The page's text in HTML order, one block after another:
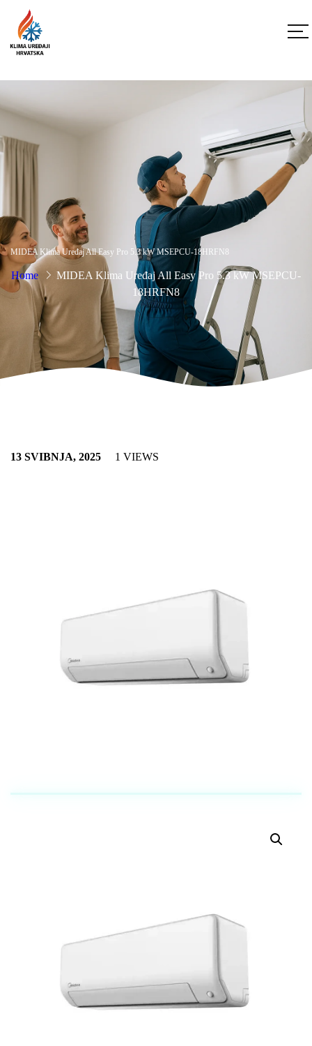
MIDEA Klima Uređaj All Easy Pro 5.3 kW MSEPCU-18HRFN8
Home
MIDEA Klima Uređaj All Easy Pro 5.3 kW MSEPCU-
18HRFN8
13 SVIBNJA, 2025 1 VIEWS